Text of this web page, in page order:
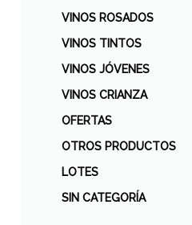
VINOS ROSADOS
VINOS TINTOS
VINOS JÓVENES
VINOS CRIANZA
OFERTAS
OTROS PRODUCTOS
LOTES
SIN CATEGORÍA